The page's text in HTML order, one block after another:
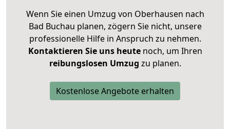
Wenn Sie einen Umzug von Oberhausen nach
Bad Buchau planen, zögern Sie nicht, unsere
professionelle Hilfe in Anspruch zu nehmen.
Kontaktieren Sie uns heutenoch, um Ihren
reibungslosen Umzug zu planen.
Kostenlose Angebote erhalten